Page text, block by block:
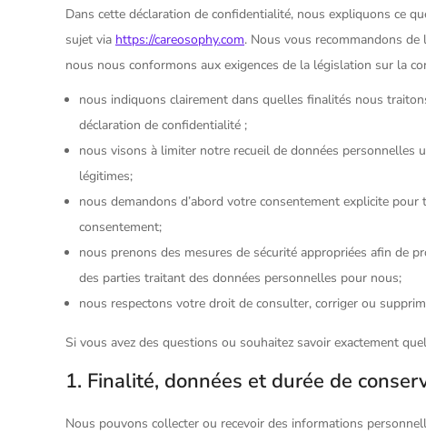
Dans cette déclaration de confidentialité, nous expliquons ce
sujet via https://careosophy.com. Nous vous recommandons
nous nous conformons aux exigences de la législation sur la
nous indiquons clairement dans quelles finalités nous
déclaration de confidentialité ;
nous visons à limiter notre recueil de données personnelles
légitimes;
nous demandons d’abord votre consentement explicite
consentement;
nous prenons des mesures de sécurité appropriées afin de
des parties traitant des données personnelles pour nous;
nous respectons votre droit de consulter, corriger ou
Si vous avez des questions ou souhaitez savoir exactement
1. Finalité, données et durée de
Nous pouvons collecter ou recevoir des informations